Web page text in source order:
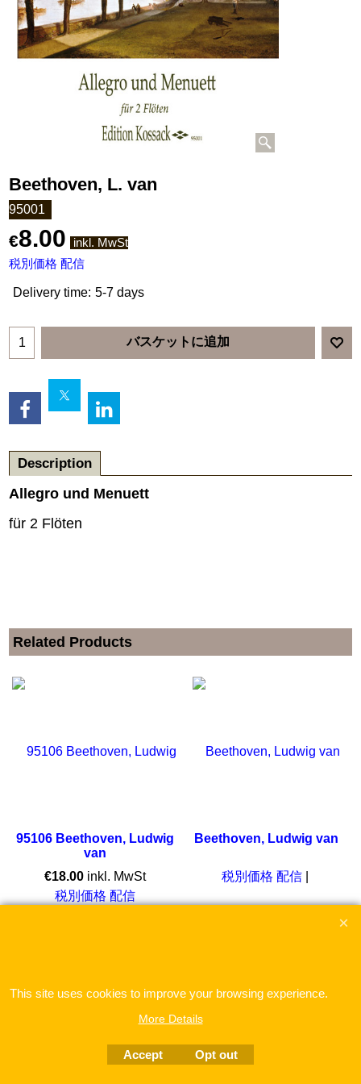
Beethoven, L. van
95001
€8.00
inkl. MwSt
税別価格 配信
Delivery time: 5-7 days
バスケットに追加
Description
Allegro und Menuett
für 2 Flöten
Related Products
95106 Beethoven, Ludwig
van
€18.00 inkl. MwSt
税別価格 配信
Beethoven, Ludwig van
税別価格 配信
To create online store
This site uses cookies to improve your browsing experience.
More Details
Accept Opt out